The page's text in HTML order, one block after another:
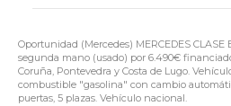
Oportunidad (Mercedes) MERCEDES CLASE
segunda mano (usado) por 6.490€
Coruña, Pontevedra y Costa de Lugo.
combustible "gasolina" con cambio
puertas, 5 plazas. Vehículo nacional.